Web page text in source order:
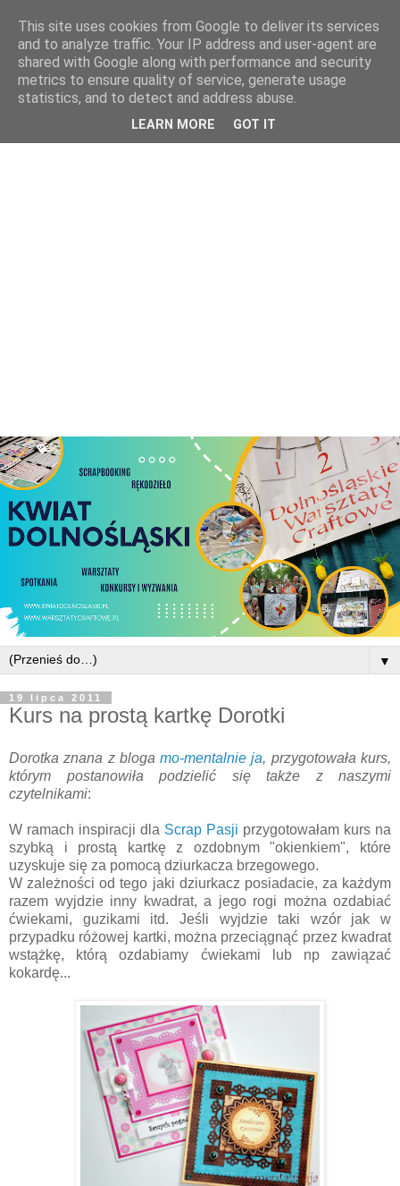
▼
19 lipca 2011
Kurs na prostą kartkę Dorotki
Dorotka znana z blogamo-mentalnie ja, przygotowała kurs,
którym postanowiła podzielić się także z naszymi
czytelnikami:
W ramach inspiracji dla Scrap Pasji przygotowałam kurs na
szybką i prostą kartkę z ozdobnym "okienkiem", które
uzyskuje się za pomocą dziurkacza brzegowego.
W zależności od tego jaki dziurkacz posiadacie, za każdym
razem wyjdzie inny kwadrat, a jego rogi można ozdabiać
ćwiekami, guzikami itd. Jeśli wyjdzie taki wzór jak w
przypadku różowej kartki, można przeciągnąć przez kwadrat
wstążkę, którą ozdabiamy ćwiekami lub np zawiązać
kokardę...
This site uses cookies from Google to deliver its services
and to analyze traffic. Your IP address and user-agent are
shared with Google along with performance and security
metrics to ensure quality of service, generate usage
statistics, and to detect and address abuse.
LEARN MORE GOT IT